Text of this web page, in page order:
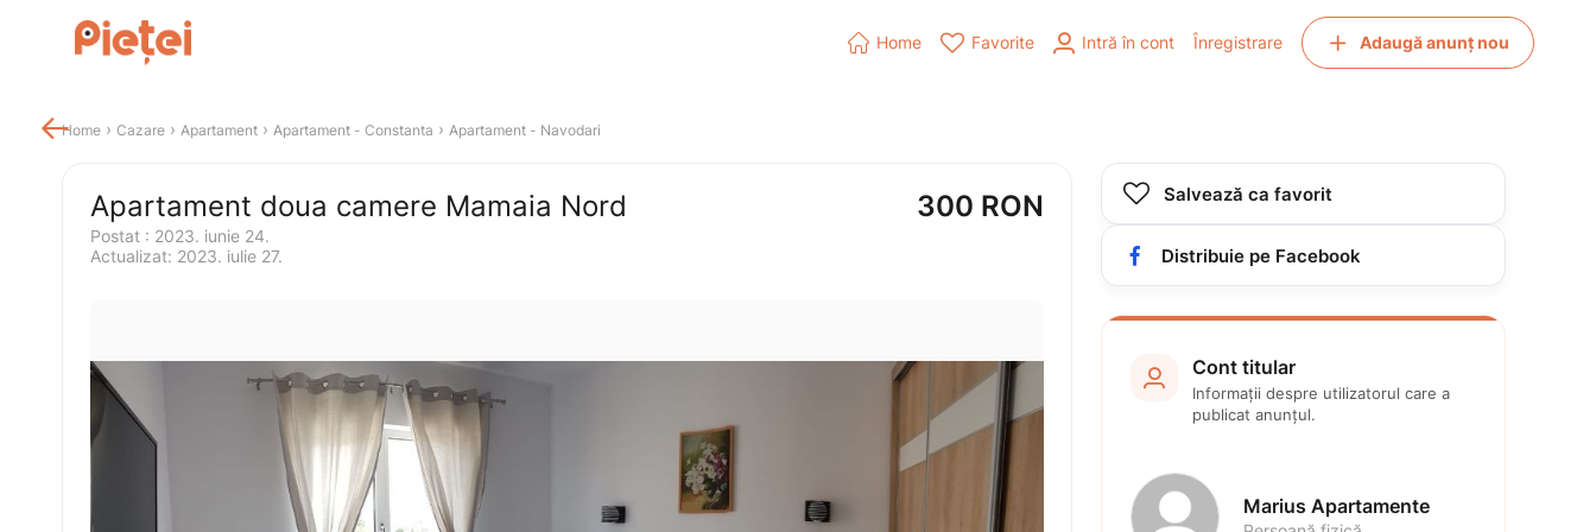
Home › Cazare › Apartament › Apartament - Constanta › Apartament - Navodari
Apartament doua camere Mamaia Nord 300 RON
Postat : 2023. iunie 24.
Actualizat: 2023. iulie 27.
 Salvează ca favorit
 Distribuie pe Facebook
 Cont titular
Informații despre utilizatorul care a
publicat anunțul.
Marius Apartamente
 Home  Favorite  Intră în cont Înregistrare  Adaugă anunț nou